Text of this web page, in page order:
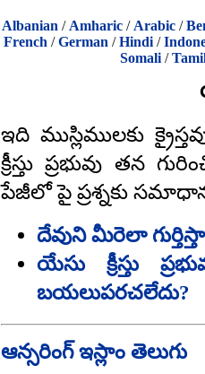
Albanian / Amharic / Arabic /
French /German /Hindi /
Somali/
ఇది ముస్లిములకు
క్రీస్తు ప్రభువు తన
పేజీలో పై ప్రశ్నకు
దేవుని మీరెలా
యేసు క్రీస్తు
బయలుపరచలేదు?
ఆన్సరింగ్ ఇస్లాం తెలుగు